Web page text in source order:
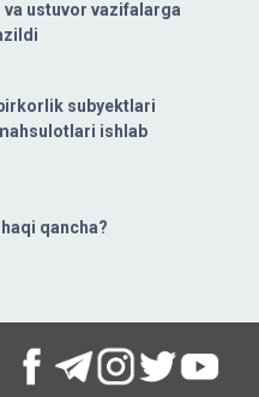
ustuvor vazifalarga
subyektlari
ishlab
qancha?